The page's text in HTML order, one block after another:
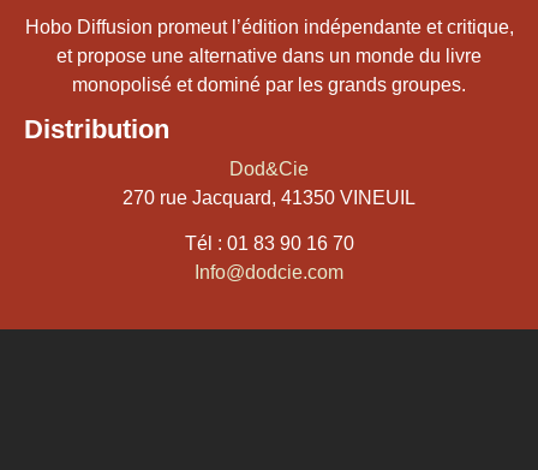
Hobo Diffusion promeut l’édition indépendante et critique,
et propose une alternative dans un monde du livre
monopolisé et dominé par les grands groupes.
Distribution
Dod&Cie
270 rue Jacquard, 41350 VINEUIL
Tél : 01 83 90 16 70
Info@dodcie.com